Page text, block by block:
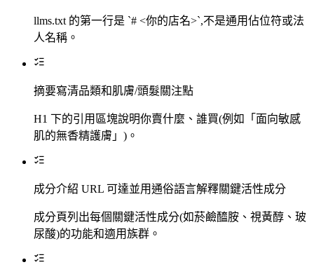
llms.txt 的第一行是 `# <你的店名>`,不是通用佔位符或法
人名稱。
摘要寫清品類和肌膚/頭髮關注點
H1 下的引用區塊說明你賣什麼、誰買(例如「面向敏感
肌的無香精護膚」)。
成分介紹 URL 可達並用通俗語言解釋關鍵活性成分
成分頁列出每個關鍵活性成分(如菸鹼醯胺、視黃醇、玻
尿酸)的功能和適用族群。